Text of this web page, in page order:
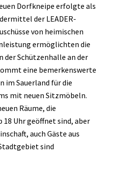
Dorfkneipe erfolgte als
der LEADER-
von heimischen
ermöglichten die
der Schützenhalle an der
eine bemerkenswerte
im Sauerland für die
mit neuen Sitzmöbeln.
Räume, die
Uhr geöffnet sind, aber
auch Gäste aus
sind